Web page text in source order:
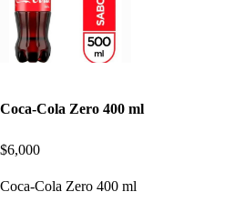
Coca-Cola Zero 400 ml
$6,000
Coca-Cola Zero 400 ml